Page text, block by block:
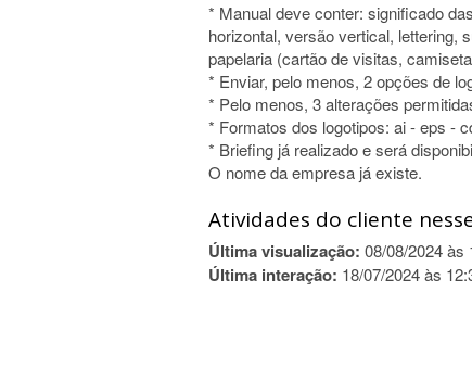
* Manual deve conter: significado
horizontal, versão vertical, lettering,
papelaria (cartão de visitas,
* Enviar, pelo menos, 2 opções de
* Pelo menos, 3 alterações
* Formatos dos logotipos: ai - eps -
* Briefing já realizado e será
O nome da empresa já existe.
Atividades do cliente
Última visualização: 08/08/2024 às
Última interação: 18/07/2024 às